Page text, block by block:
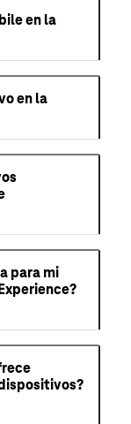
en la
en la
para mi